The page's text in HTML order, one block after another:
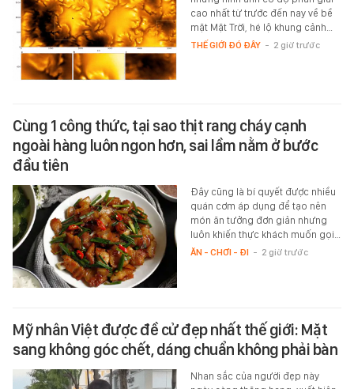
cao nhất từ trước đến nay về bề
mặt Mặt Trời, hé lộ khung cảnh…
THẾ GIỚI ĐÓ ĐÂY - 2 giờ trước
Cùng 1 công thức, tại sao thịt rang cháy cạnh
ngoài hàng luôn ngon hơn, sai lầm nằm ở bước
đầu tiên
Đây cũng là bí quyết được nhiều
quán cơm áp dụng để tạo nên
món ăn tưởng đơn giản nhưng
luôn khiến thực khách muốn gọi…
ĂN - CHƠI - ĐI - 2 giờ trước
Mỹ nhân Việt được đề cử đẹp nhất thế giới: Mặt
sang không góc chết, dáng chuẩn không phải bàn
Nhan sắc của người đẹp này